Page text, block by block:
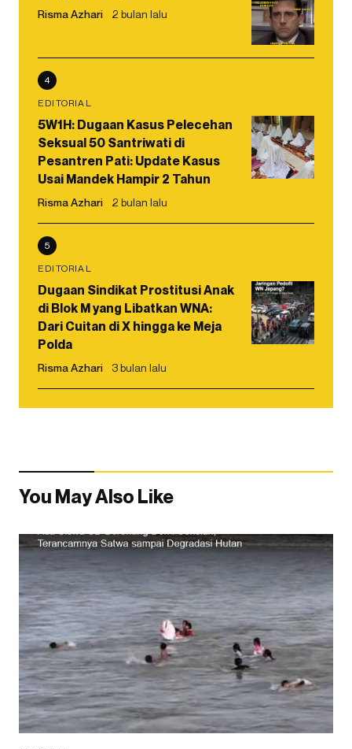
Risma Azhari 2 bulan lalu
4
EDITORIAL
5W1H: Dugaan Kasus Pelecehan
Seksual 50 Santriwati di
Pesantren Pati: Update Kasus
Usai Mandek Hampir 2 Tahun
Risma Azhari 2 bulan lalu
5
EDITORIAL
Dugaan Sindikat Prostitusi Anak
di Blok M yang Libatkan WNA:
Dari Cuitan di X hingga ke Meja
Polda
Risma Azhari 3 bulan lalu
You May Also Like